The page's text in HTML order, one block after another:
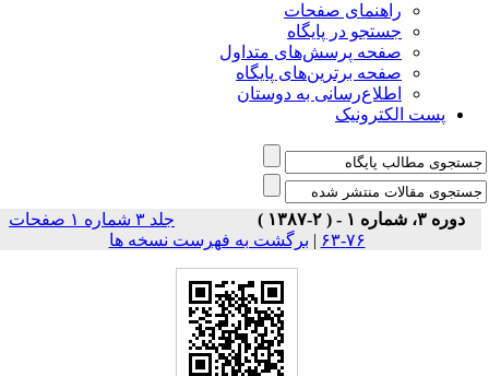
راهنمای صفحات
جستجو در پایگاه
صفحه پرسش‌های متداول
صفحه برترین‌های پایگاه
اطلاع‌رسانی به دوستان
پست الکترونیک
دوره ۳، شماره ۱ - ( ۲-۱۳۸۷ )
جلد ۳ شماره ۱ صفحات
۷۶-۶۳
| برگشت به فهرست نسخه ها